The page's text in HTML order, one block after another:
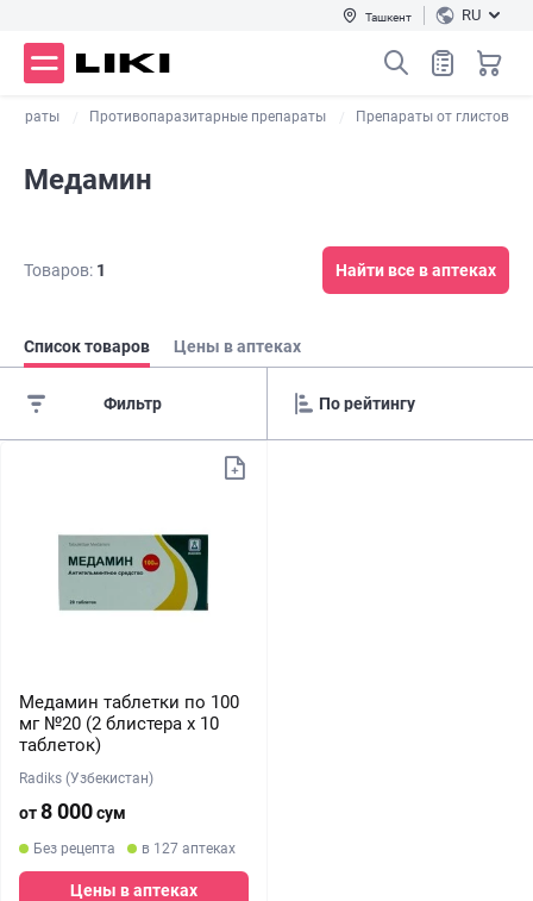
Ташкент RU
Противопаразитарные препараты Препараты от глистов
Медамин
Товаров: 1 Найти все в аптеках
Список товаров Цены в аптеках
Фильтр
Медамин таблетки по 100
мг №20 (2 блистера х 10
таблеток)
Radiks (Узбекистан)
от8 000сум
Без рецепта в 127 аптеках
Цены в аптеках